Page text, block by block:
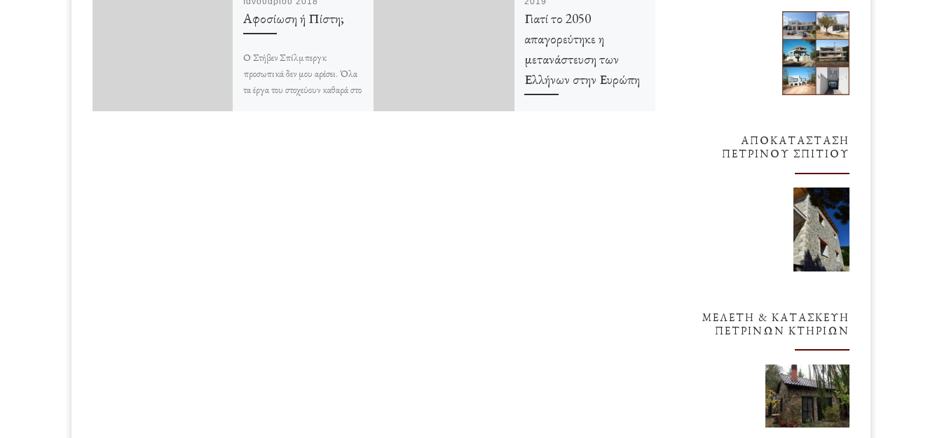
Αφοσίωση ή Πίστη;
Ο Στήβεν Σπίλμπεργκ
προσωπικά δεν μου αρέσει. Όλα
τα έργα του στοχεύουν καθαρά στο
Γιατί το 2050
απαγορεύτηκε η
μετανάστευση των
Ελλήνων στην Ευρώπη
Κάποτε σε έναν
Εκτροχιασμό…
Δεν θυμάμαι ακριβώς
χρονολογία, αλλά οπωσδήποτε
σημασία αυτό; Διότι ταξίδευα […]
ΑΠΟΚΑΤΆΣΤΑΣΗ
ΠΈΤΡΙΝΟΥ ΣΠΙΤΙΟΎ
ΜΕΛΈΤΗ & ΚΑΤΑΣΚΕΥΉ
ΠΈΤΡΙΝΩΝ ΚΤΗΡΊΩΝ